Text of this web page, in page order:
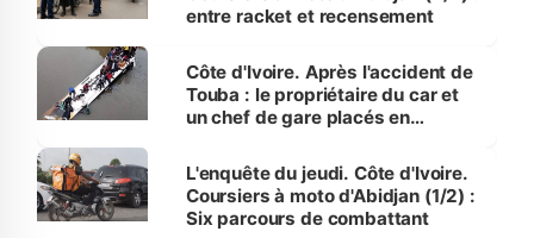
entre racket et recensement
Côte d'Ivoire. Après l'accident de
Touba : le propriétaire du car et
un chef de gare placés en
L'enquête du jeudi. Côte d'Ivoire.
Coursiers à moto d'Abidjan (1/2) :
Six parcours de combattant